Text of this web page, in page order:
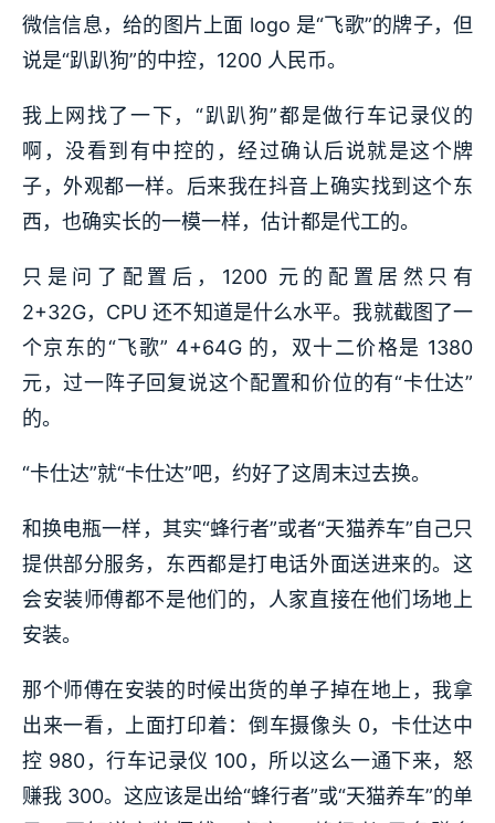
微信信息，给的图片上面 logo 是“飞歌”的牌子，但
说是“趴趴狗”的中控，1200 人民币。
我上网找了一下，“趴趴狗”都是做行车记录仪的
啊，没看到有中控的，经过确认后说就是这个牌
子，外观都一样。后来我在抖音上确实找到这个东
西，也确实长的一模一样，估计都是代工的。
只是问了配置后，1200 元的配置居然只有
2+32G，CPU 还不知道是什么水平。我就截图了一
个京东的“飞歌” 4+64G 的，双十二价格是 1380
元，过一阵子回复说这个配置和价位的有“卡仕达”
的。
“卡仕达”就“卡仕达”吧，约好了这周末过去换。
和换电瓶一样，其实“蜂行者”或者“天猫养车”自己只
提供部分服务，东西都是打电话外面送进来的。这
会安装师傅都不是他们的，人家直接在他们场地上
安装。
那个师傅在安装的时候出货的单子掉在地上，我拿
出来一看，上面打印着：倒车摄像头 0，卡仕达中
控 980，行车记录仪 100，所以这么一通下来，怒
赚我 300。这应该是出给“蜂行者”或“天猫养车”的单